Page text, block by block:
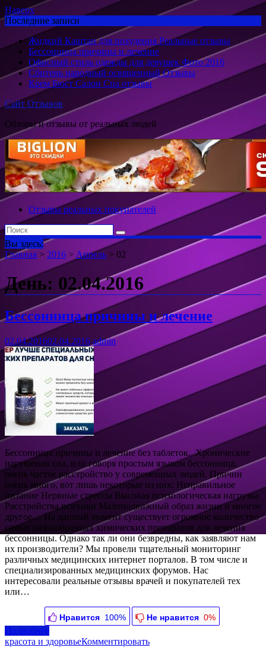
Наверх
Последние записи
Жидкий Каштан для похудения Реальные отзывы
Бессонница причины и лечение
Офисный стиль одежды для девушек Фото 2016
Сбитень народный освященный Отзывы
Крем Бюст Салон Спа отзывы
Сайт Отзывов
Обзоры и отзывы от реальных людей
Отзывы реальных покупателей
Вы здесь:
Главная > 2016 > Апрель > 02
День: 02.04.2016
Бессонница причины и лечение
02.04.201602.04.2016 admin
Бессонница причины и лечение без таблеток. Хронические
нарушения сна, или говоря простым языком бессонница,
очень частое расстройство у современных людей. Причин
очень много, вот лишь некоторые из них: Неправильное
питание Нервные стрессы Высокая психологическая нагрузка
Расстройства психики Малоподвижный образ жизни и многое
другое… На данный момент существует огромное количество
самых разнообразных химических препаратов для лечения
бессонницы. Однако так ли они безвредны, как заявляют нам
их производители? Мы провели тщательный мониторинг
различных медицинских интернет порталов. В том числе и
специализированных медицинских форумов. Нас
интересовали реальные отзывы врачей и покупателей тех
или…
Нравится 100% Не нравится 0%
Подробнее
красота и здоровьеКомментировать